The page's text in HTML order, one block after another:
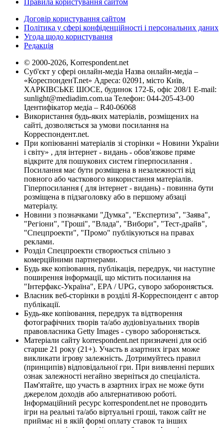
Договір користування сайтом
Політика у сфері конфіденційності і персональних даних
Угода щодо користування
Редакція
© 2000-2026, Korrespondent.net
Суб'єкт у сфері онлайн-медіа Назва онлайн-медіа –
«КореспонденТ.net» Адреса: 02091, місто Київ,
ХАРКІВСЬКЕ ШОСЕ, будинок 172-Б, офіс 208/1 E-mail:
sunlight@mediadim.com.ua Телефон: 044-205-43-00
Ідентифікатор медіа – R40-06068
Використання будь-яких матеріалів, розміщених на
сайті, дозволяється за умови посилання на
Корреспондент.net.
При копіюванні матеріалів зі сторінки « Новини України
і світу» , для інтернет - видань - обов'язкове пряме
відкрите для пошукових систем гіперпосилання .
Посилання має бути розміщена в незалежності від
повного або часткового використання матеріалів.
Гіперпосилання ( для інтернет - видань) - повинна бути
розміщена в підзаголовку або в першому абзаці
матеріалу.
Новини з позначками "Думка", "Експертиза", "Заява",
"Регіони", "Гроші", "Влада", "Вибори", "Тест-драйв",
"Спецпроекти", "Промо" публікуються на правах
реклами.
Розділ Спецпроекти створюється спільно з
комерційними партнерами.
Будь яке копіювання, публікація, передрук, чи наступне
поширення інформації, що містить посилання на
"Інтерфакс-Україна", EPA / UPG, суворо забороняється.
Власник веб-сторінки в розділі Я-Корреспондент є автор
публікації.
Будь-яке копіювання, передрук та відтворення
фотографічних творів та/або аудіовізуальних творів
правовласника Getty Images - суворо забороняється.
Матеріали сайту korrespondent.net призначені для осіб
старше 21 року (21+). Участь в азартних іграх може
викликати ігрову залежність. Дотримуйтесь правил
(принципів) відповідальної гри. При виявленні перших
ознак залежності негайно зверніться до спеціаліста.
Пам'ятайте, що участь в азартних іграх не може бути
джерелом доходів або альтернативою роботі.
Інформаційний ресурс korrespondent.net не проводить
ігри на реальні та/або віртуальні гроші, також сайт не
приймає ні в якій формі оплату ставок та інших